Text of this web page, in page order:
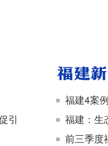
引
福建4案
福建：生
前三季度